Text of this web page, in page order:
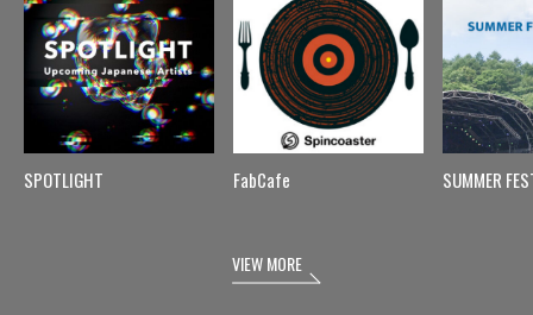
SPOTLIGHT FabCafe SUMMER
VIEW MORE